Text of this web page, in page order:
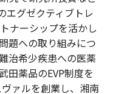
エグゼクティブトレ
ナーシップを活かし
題への取り組みにつ
治希少疾患への医薬
田薬品のEVP制度を
ァルを創業し、湘南